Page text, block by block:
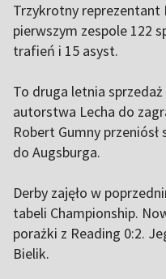
Trzykrotny reprezentant
pierwszym zespole 122
trafień i 15 asyst.
To druga letnia
autorstwa Lecha do
Robert Gumny
do Augsburga.
Derby zajęło w
tabeli Championship.
porażki z Reading 0:2.
Bielik.